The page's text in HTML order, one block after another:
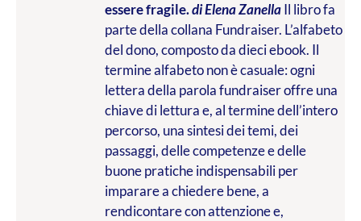
essere fragile.di Elena ZanellaIl libro fa
parte della collana Fundraiser. L’alfabeto
del dono, composto da dieci ebook. Il
termine alfabeto non è casuale: ogni
lettera della parola fundraiser offre una
chiave di lettura e, al termine dell’intero
percorso, una sintesi dei temi, dei
passaggi, delle competenze e delle
buone pratiche indispensabili per
imparare a chiedere bene, a
rendicontare con attenzione e,